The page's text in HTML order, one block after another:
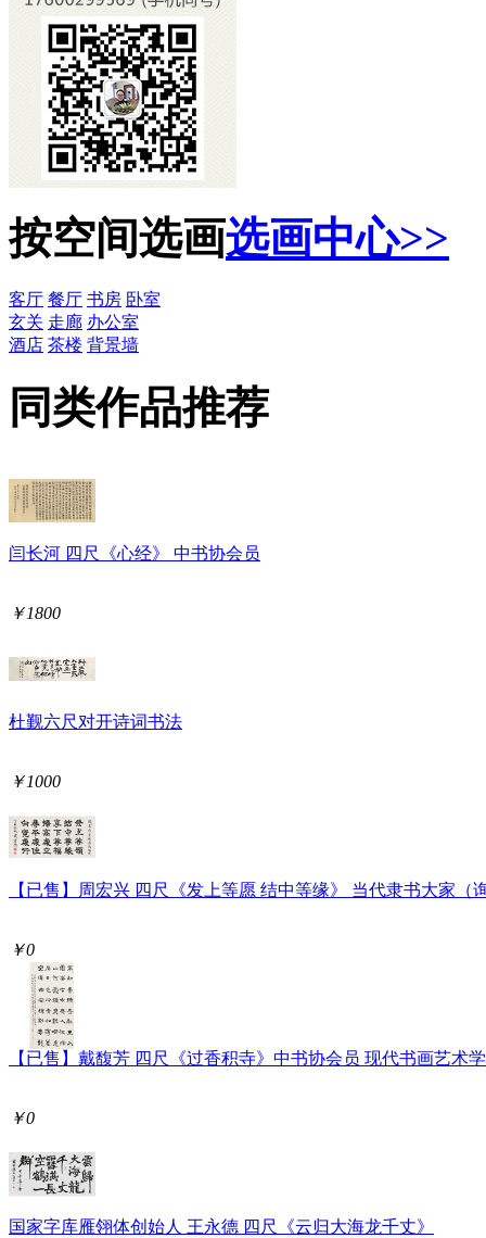
按空间选画选画中心>>
客厅 餐厅 书房 卧室
玄关 走廊 办公室
酒店 茶楼 背景墙
同类作品推荐
闫长河 四尺《心经》 中书协会员
￥1800
杜觐六尺对开诗词书法
￥1000
【已售】周宏兴 四尺《发上等愿 结中等缘》 当代隶书大家（
￥0
【已售】戴馥芳 四尺《过香积寺》中书协会员 现代书画艺术
￥0
国家字库雁翎体创始人 王永德 四尺《云归大海龙千丈》